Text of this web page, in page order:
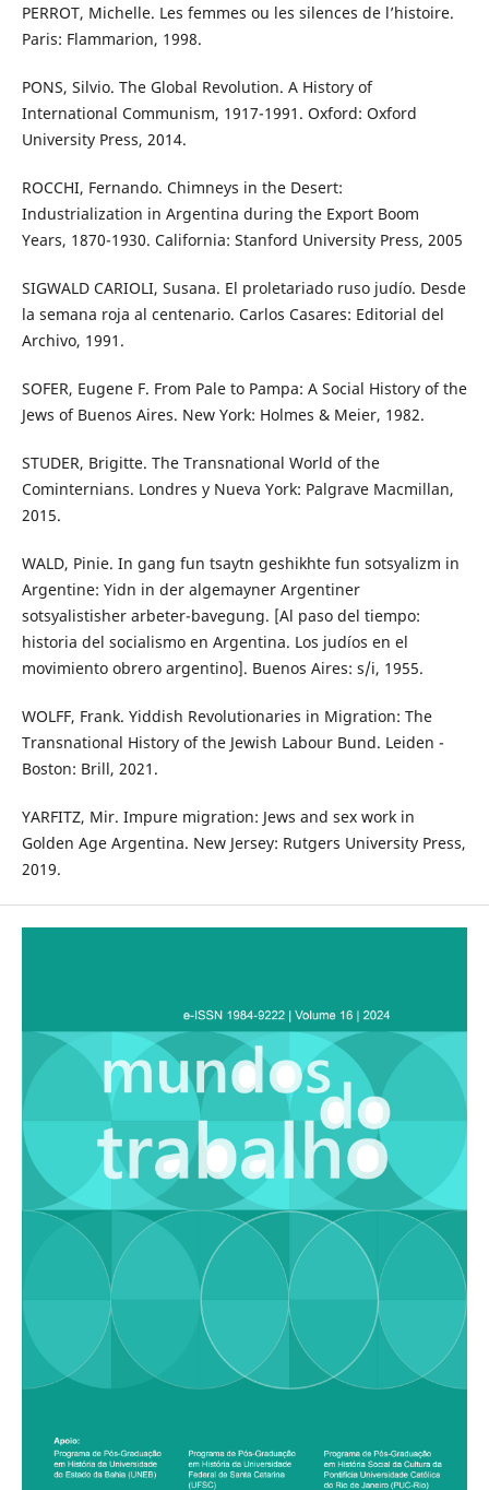
PERROT, Michelle. Les femmes ou les silences de l’histoire.
Paris: Flammarion, 1998.
PONS, Silvio. The Global Revolution. A History of
International Communism, 1917-1991. Oxford: Oxford
University Press, 2014.
ROCCHI, Fernando. Chimneys in the Desert:
Industrialization in Argentina during the Export Boom
Years, 1870-1930. California: Stanford University Press, 2005
SIGWALD CARIOLI, Susana. El proletariado ruso judío. Desde
la semana roja al centenario. Carlos Casares: Editorial del
Archivo, 1991.
SOFER, Eugene F. From Pale to Pampa: A Social History of the
Jews of Buenos Aires. New York: Holmes & Meier, 1982.
STUDER, Brigitte. The Transnational World of the
Cominternians. Londres y Nueva York: Palgrave Macmillan,
2015.
WALD, Pinie. In gang fun tsaytn geshikhte fun sotsyalizm in
Argentine: Yidn in der algemayner Argentiner
sotsyalistisher arbeter-bavegung. [Al paso del tiempo:
historia del socialismo en Argentina. Los judíos en el
movimiento obrero argentino]. Buenos Aires: s/i, 1955.
WOLFF, Frank. Yiddish Revolutionaries in Migration: The
Transnational History of the Jewish Labour Bund. Leiden -
Boston: Brill, 2021.
YARFITZ, Mir. Impure migration: Jews and sex work in
Golden Age Argentina. New Jersey: Rutgers University Press,
2019.